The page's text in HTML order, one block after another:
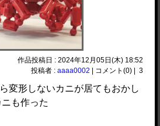
作品投稿日 : 2024年12月05日(木) 18:52
投稿者 :aaaa0002 | コメント(0) | 3
変形しないカニが居てもおかし
も作った